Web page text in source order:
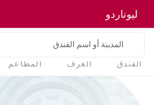
ليوناردو
المدينة أو اسم الفندق
الفندق الغرف المطاعم